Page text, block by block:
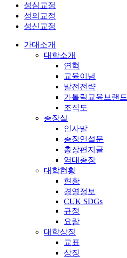
성심교정
성의교정
성신교정
가대소개
대학소개
연혁
교육이념
발전전략
가톨릭교육브랜드
조직도
총장실
인사말
총장연설문
총장편지글
역대총장
대학현황
현황
경영정보
CUK SDGs
규정
요람
대학상징
교표
상징